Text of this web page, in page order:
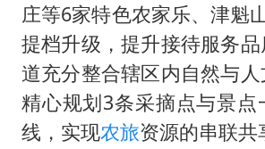
庄等6家特色农家乐、津魁
提档升级，提升接待服务
道充分整合辖区内自然与人
精心规划3条采摘点与景点
线，实现农旅资源的串联共